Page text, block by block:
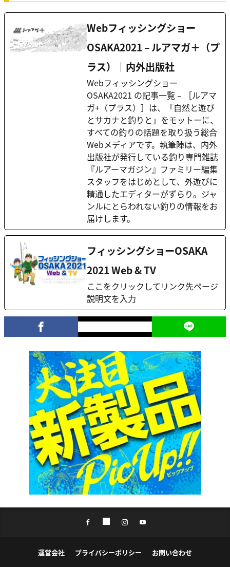
Webフィッシングショー
OSAKA2021 – ルアマガ＋（プ
ラス）｜内外出版社
Webフィッシングショー
OSAKA2021 の記事一覧 – ［ルアマ
ガ+（プラス）］は、「自然と遊び
とサカナと釣りと」をモットーに、
すべての釣りの話題を取り扱う総合
Webメディアです。執筆陣は、内外
出版社が発行している釣り専門雑誌
『ルアーマガジン』ファミリー編集
スタッフをはじめとして、外遊びに
精通したエディターがずらり。ジャ
ンルにとらわれない釣りの情報をお
届けします。
フィッシングショーOSAKA
2021 Web & TV
ここをクリックしてリンク先ページ
説明文を入力
運営会社 プライバシーポリシー お問い合わせ